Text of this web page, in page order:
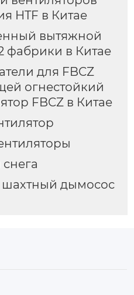
HTF в Китае
вытяжной
фабрики в Китае
для FBCZ
огнестойкий
FBCZ в Китае
дымосос